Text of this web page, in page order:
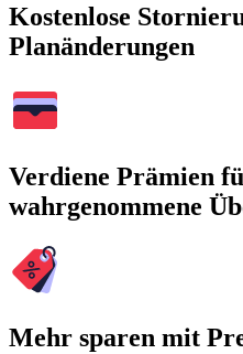
Kostenlose
Planänderungen
Verdiene Prämien
wahrgenommene
Mehr sparen mit